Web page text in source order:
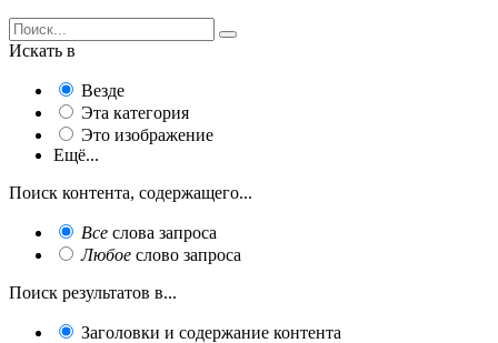
Искать в
Везде
Эта категория
Это изображение
Ещё...
Поиск контента, содержащего...
Все слова запроса
Любое слово запроса
Поиск результатов в...
Заголовки и содержание контента